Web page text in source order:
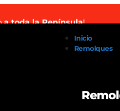
a toda la Península!
Inicio
Remolques